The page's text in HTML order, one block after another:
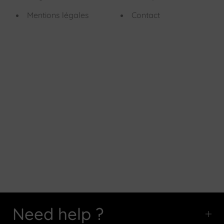
Mentions légales
Contact
Need help ?